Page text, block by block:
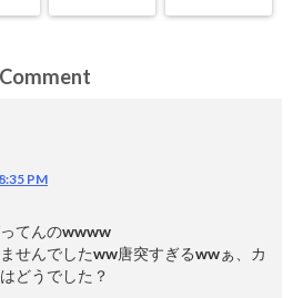
Comment
PM
てんのwwww
せんでしたww唐突すぎるwwぁ、カ
どうでした？